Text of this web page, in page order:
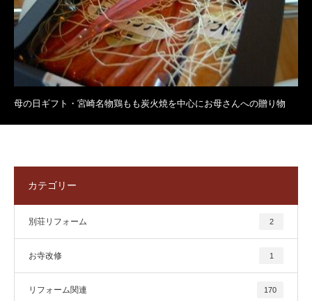
母の日ギフト・宮崎名物鶏もも炭火焼を中心にお母さんへの贈り物
カテゴリー
別荘リフォーム 2
お寺改修 1
リフォーム関連 170